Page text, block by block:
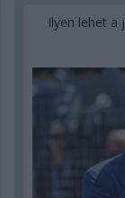
Ilyen lehet a